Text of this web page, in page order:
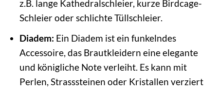
z.B. lange Kathedralschleier, kurze Birdcage-
Schleier oder schlichte Tüllschleier.
Diadem: Ein Diadem ist ein funkelndes
Accessoire, das Brautkleidern eine elegante
und königliche Note verleiht. Es kann mit
Perlen, Strasssteinen oder Kristallen verziert